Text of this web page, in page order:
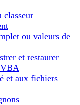
classeur
ou valeurs de
et restaurer
VBA
et aux fichiers